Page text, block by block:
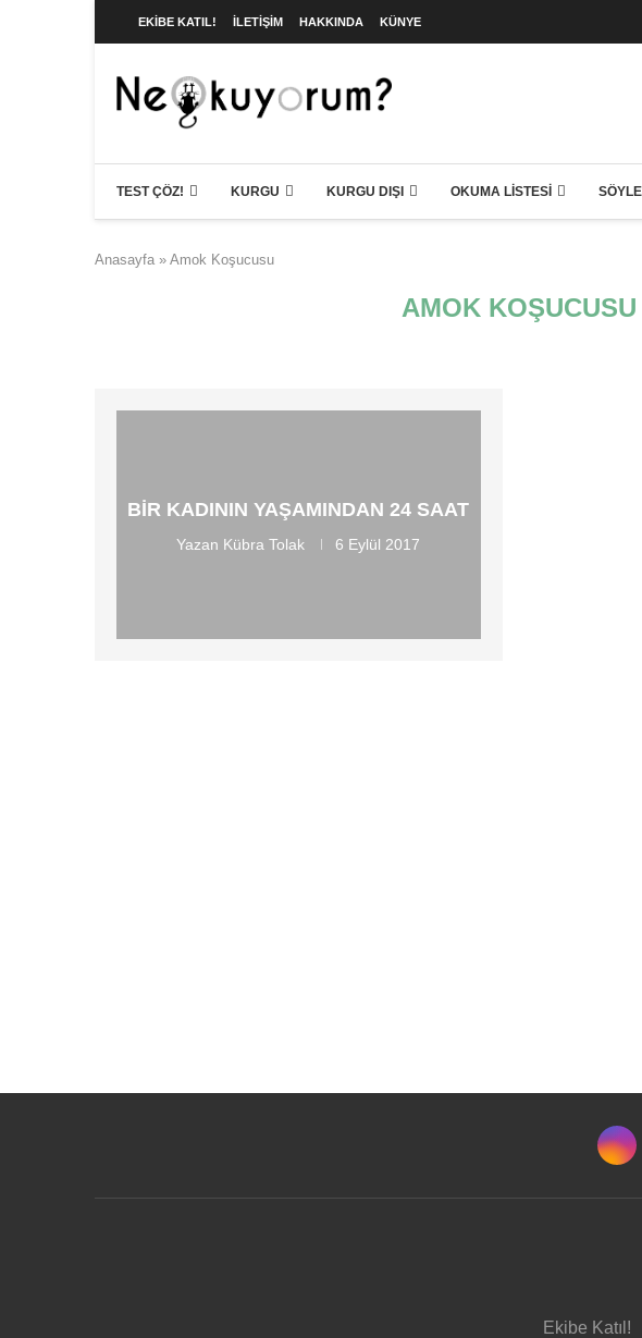
EKIBE KATIL! İLETIŞIM HAKKINDA KÜNYE
TEST ÇÖZ! KURGU KURGU DIŞI OKUMA LISTESI
Anasayfa » Amok Koşucusu
AMOK KOŞUCUSU
BIR KADININ YAŞAMINDAN 24 SAAT
Yazan Kübra Tolak 6 Eylül 2017
Ekibe Katıl!